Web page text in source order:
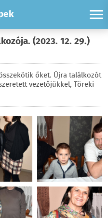
(2023. 12. 29.)
őket. Újra találkozót
vezetőjükkel, Töreki